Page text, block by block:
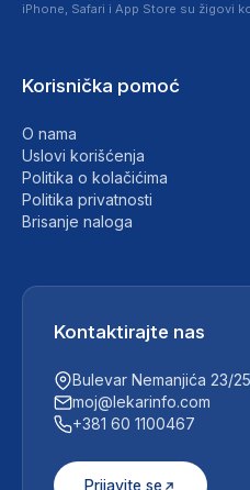
iPhone, Safari i App Store su žigovi
Korisnička pomoć
O nama
Uslovi korišćenja
Politika o kolačićima
Politika privatnosti
Brisanje naloga
Kontaktirajte nas
Bulevar Nemanjića 23/25
moj@lekarinfo.com
+381 60 1100467
Prijavite se